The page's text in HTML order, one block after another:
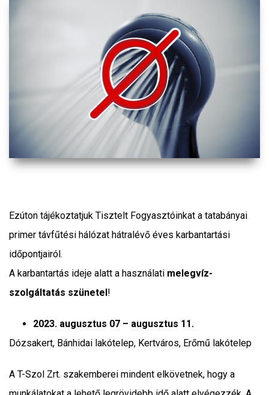
Ezúton tájékoztatjuk Tisztelt Fogyasztóinkat a tatabányai
primer távfűtési hálózat hátralévő éves karbantartási
időpontjairól.
A karbantartás ideje alatt a használati melegvíz-
szolgáltatás szünetel !
2023. augusztus 07 – augusztus 11.
Dózsakert, Bánhidai lakótelep, Kertváros, Erőmű lakótelep
A T-Szol Zrt. szakemberei mindent elkövetnek, hogy a